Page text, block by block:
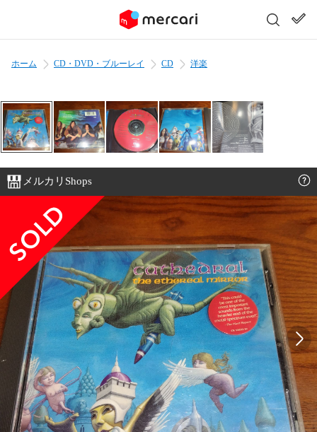
ホーム CD・DVD・ブルーレイ CD 洋楽
メルカリShops